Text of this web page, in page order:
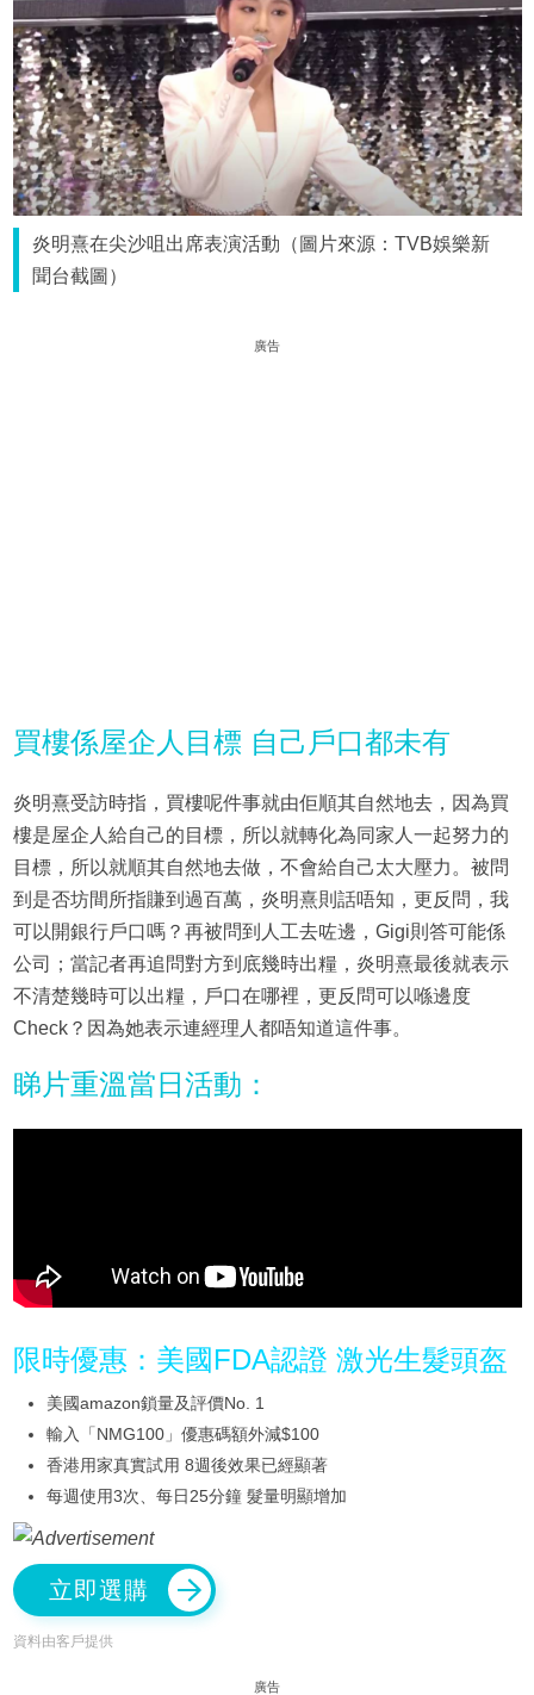
炎明熹在尖沙咀出席表演活動（圖片來源：TVB娛樂新
聞台截圖）
廣告
買樓係屋企人目標 自己戶口都未有
炎明熹受訪時指，買樓呢件事就由佢順其自然地去，因為買
樓是屋企人給自己的目標，所以就轉化為同家人一起努力的
目標，所以就順其自然地去做，不會給自己太大壓力。被問
到是否坊間所指賺到過百萬，炎明熹則話唔知，更反問，我
可以開銀行戶口嗎？再被問到人工去咗邊，Gigi則答可能係
公司；當記者再追問對方到底幾時出糧，炎明熹最後就表示
不清楚幾時可以出糧，戶口在哪裡，更反問可以喺邊度
Check？因為她表示連經理人都唔知道這件事。
睇片重溫當日活動：
限時優惠：美國FDA認證 激光生髮頭盔
美國amazon鎖量及評價No. 1
輸入「NMG100」優惠碼額外減$100
香港用家真實試用 8週後效果已經顯著
每週使用3次、每日25分鐘 髮量明顯增加
立即選購
資料由客戶提供
廣告